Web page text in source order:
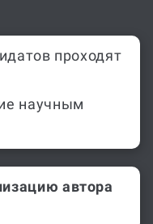
проходят
научным
автора